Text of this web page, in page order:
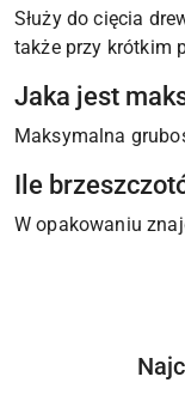
Służy do cięcia
także przy krótkim
Jaka jest
Maksymalna
Ile
W opakowaniu
Pomiń